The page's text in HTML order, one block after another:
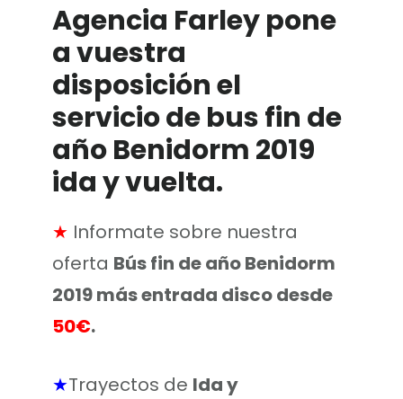
Agencia Farleypone
a vuestra
disposición el
servicio de bus fin de
año Benidorm 2019
ida y vuelta.
★ Informate sobre nuestra
oferta Bús fin de año Benidorm
2019 más entrada disco desde
50€.
★Trayectos de Ida y